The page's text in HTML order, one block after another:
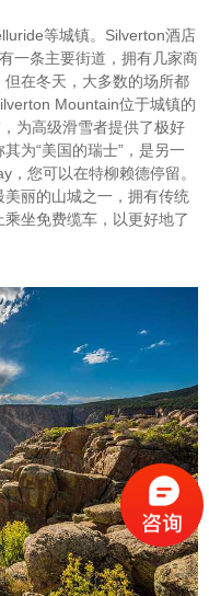
等城镇。Silverton酒店
一条主要街道，拥有几家商
在冬天，大多数的场所都
Mountain位于城镇的
为高级滑雪者提供了极好
为“美国的瑞士”，是另一
您可以在特柳赖德停留。
丽的山城之一，拥有传统
坐免费缆车，以更好地了